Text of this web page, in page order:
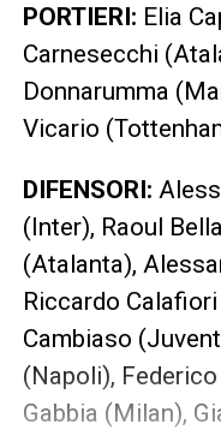
PORTIERI: Elia
Carnesecchi
Donnarumma
Vicario
DIFENSORI:
(Inter), Raoul
(Atalanta),
Riccardo
Cambiaso
(Napoli),
Gabbia (Milan),